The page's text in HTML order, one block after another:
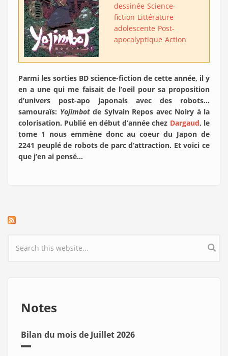
dessinée Science-
fiction Littérature
adolescente Post-
apocalyptique Action
Parmi les sorties BD science-fiction de cette année, il y
en a une qui me faisait de l’oeil pour sa proposition
d’univers post-apo japonais avec des robots…
samouraïs: Yojimbotde Sylvain Repos avec Noiry à la
colorisation. Publié en début d’année chez Dargaud, le
tome 1 nous emmène donc au coeur du Japon de
2241 peuplé de robots de parc d’attraction. Et voici ce
que j’en ai pensé…
Search form
Notes
Bilan du mois de Juillet 2026